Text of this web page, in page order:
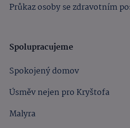
Průkaz osoby se zdravotním
Spolupracujeme
Spokojený domov
Úsměv nejen pro Kryštofa
Malyra